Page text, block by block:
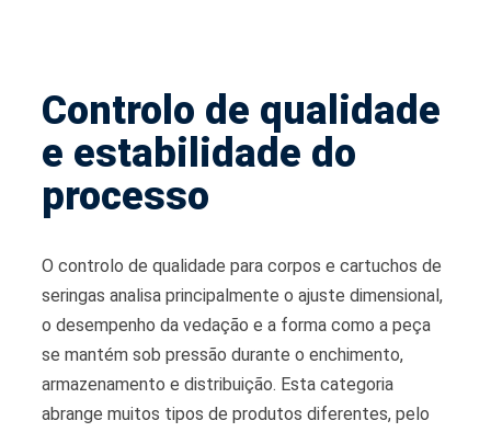
Controlo de qualidade
e estabilidade do
processo
O controlo de qualidade para corpos e cartuchos de
seringas analisa principalmente o ajuste dimensional,
o desempenho da vedação e a forma como a peça
se mantém sob pressão durante o enchimento,
armazenamento e distribuição. Esta categoria
abrange muitos tipos de produtos diferentes, pelo